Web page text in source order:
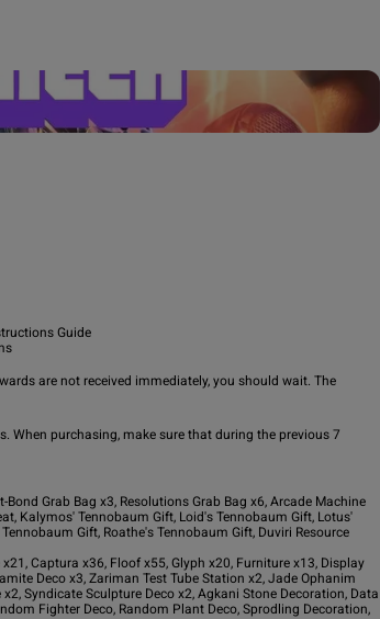
Guide
are not received immediately, you should wait. The
When purchasing, make sure that during the previous 7
Bond Grab Bag x3, Resolutions Grab Bag x6, Arcade Machine
Kalymos' Tennobaum Gift, Loid's Tennobaum Gift, Lotus'
Gift, Roathe's Tennobaum Gift, Duviri Resource
Captura x36, Floof x55, Glyph x20, Furniture x13, Display
Deco x3, Zariman Test Tube Station x2, Jade Ophanim
Syndicate Sculpture Deco x2, Agkani Stone Decoration, Data
Fighter Deco, Random Plant Deco, Sprodling Decoration,